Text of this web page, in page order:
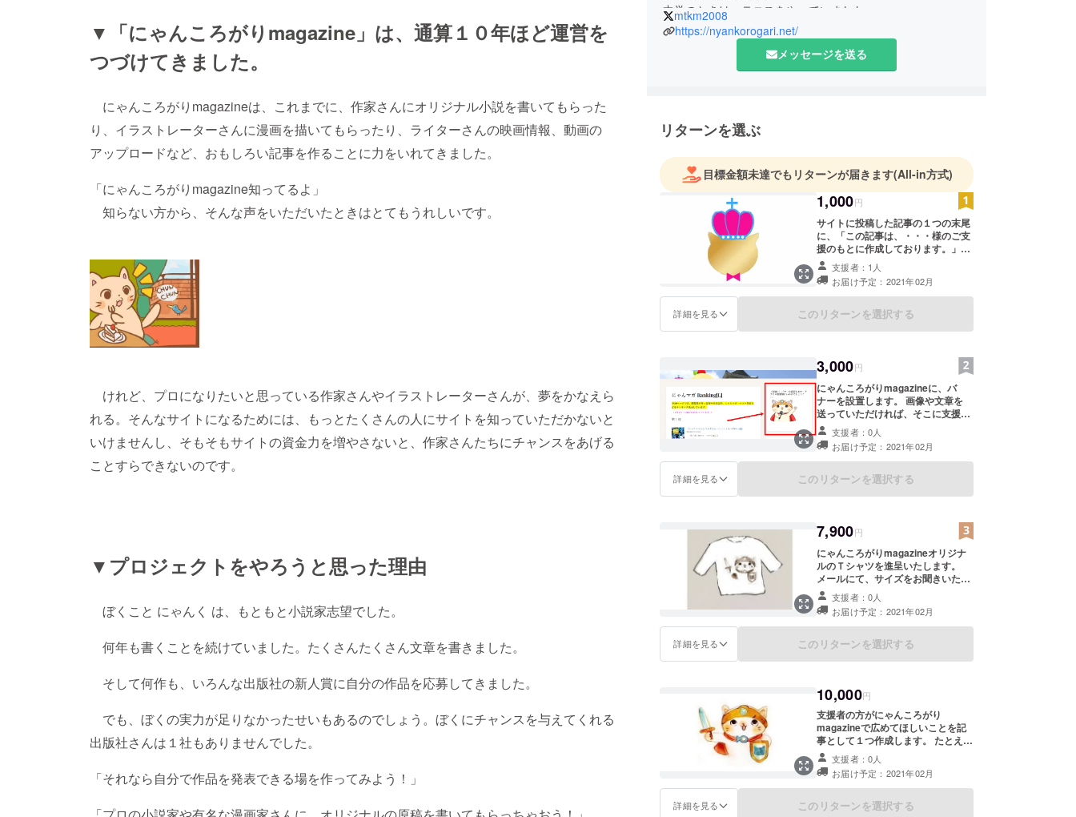
▼「にゃんころがりmagazine」は、通算１０年ほど運営を
つづけてきました。
にゃんころがりmagazineは、これまでに、作家さんにオリジナル小説を書いてもらった
り、イラストレーターさんに漫画を描いてもらったり、ライターさんの映画情報、動画の
アップロードなど、おもしろい記事を作ることに力をいれてきました。
「にゃんころがりmagazine知ってるよ」
知らない方から、そんな声をいただいたときはとてもうれしいです。
けれど、プロになりたいと思っている作家さんやイラストレーターさんが、夢をかなえら
れる。そんなサイトになるためには、もっとたくさんの人にサイトを知っていただかないと
いけませんし、そもそもサイトの資金力を増やさないと、作家さんたちにチャンスをあげる
ことすらできないのです。
▼プロジェクトをやろうと思った理由
ぼくこと にゃんく は、もともと小説家志望でした。
何年も書くことを続けていました。たくさんたくさん文章を書きました。
そして何作も、いろんな出版社の新人賞に自分の作品を応募してきました。
でも、ぼくの実力が足りなかったせいもあるのでしょう。ぼくにチャンスを与えてくれる
出版社さんは１社もありませんでした。
「それなら自分で作品を発表できる場を作ってみよう！」
中学のときは、テニスをやっていました。
とっつきが悪いけれど、慣れると仲良くなれます。
どうぞよろしくお願いいたします。
mtkm2008
https://nyankorogari.net/
メッセージを送る
リターンを選ぶ
目標金額未達でもリターンが届きます(All-in方式)
1,000円
サイトに投稿した記事の１つの末尾
に、「この記事は、・・・様のご支
援のもとに作成しております。」と
いう具合に、お名前を記載させてい
ただきます。 支援時、必ず備考欄
にご希望のお名前をご記入くださ
い。 記入のない場合はCAMPFIRE
のユーザー名を掲載いたします。ご
ましたら、お名前を掲載させていた
だいた支援者の方に、御礼のご連絡
をさしあげたいと思います。
支援者：1人
お届け予定：2021年02月
詳細を見る このリターンを選択する
3,000円
にゃんころがりmagazineに、バ
ナーを設置します。 画像や文章を
送っていただければ、そこに支援者
様が誘導したいサイトへのリンクを
貼ります。 たとえば、支援者様の
ページへのリンクを貼ることができ
ます。 掲載期間は、２０日間、掲載
させていただきます。 バナーを貼る
も横もそれぞれ６００ピクセル程度
まで可能です。
支援者：0人
お届け予定：2021年02月
詳細を見る このリターンを選択する
7,900円
にゃんころがりmagazineオリジナ
ルのＴシャツを進呈いたします。
メールにて、サイズをお聞きいたし
ます。 表面と裏面がございます。
画像は、イメージです。出来上がり
は、若干違ったイメージになる可能
性もございます。 すごくかわいいＴ
シャツを作りたいと考えておりま
１人でも多くの賛同者様が、オリジ
ナルのＴシャツをご希望していただ
ければうれしいです。 ＊S、M、Lの
３サイズをご用意します。ご希望の
サイズを備考欄に記載していただき
ますようお願いいたします。
支援者：0人
お届け予定：2021年02月
詳細を見る このリターンを選択する
10,000円
支援者の方がにゃんころがり
magazineで広めてほしいことを記
事として１つ作成します。 たとえ
ば、支援者の方が、お店を出店して
いたとしたら、そのお店のことを記
事にします。 あるいは、支援者の方
が、何かの商品を販売するお仕事を
されているのだとしたら、その商品
支援者：0人
お届け予定：2021年02月
詳細を見る このリターンを選択する